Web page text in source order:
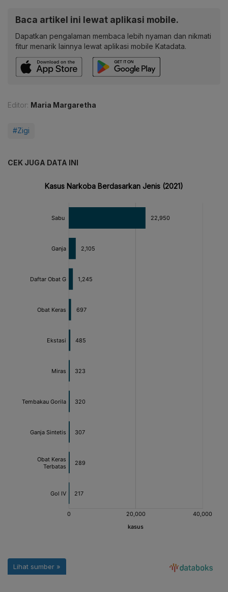
Baca artikel ini lewat aplikasi mobile.
Dapatkan pengalaman membaca lebih nyaman dan nikmati
fitur menarik lainnya lewat aplikasi mobile Katadata.
Editor: Maria Margaretha
#Zigi
CEK JUGA DATA INI